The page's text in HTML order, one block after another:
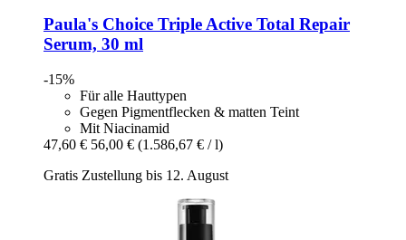
Paula's Choice Triple Active Total Repair
Serum, 30 ml
-15%
Für alle Hauttypen
Gegen Pigmentflecken & matten Teint
Mit Niacinamid
47,60 € 56,00 € (1.586,67 € / l)
Gratis Zustellung bis 12. August